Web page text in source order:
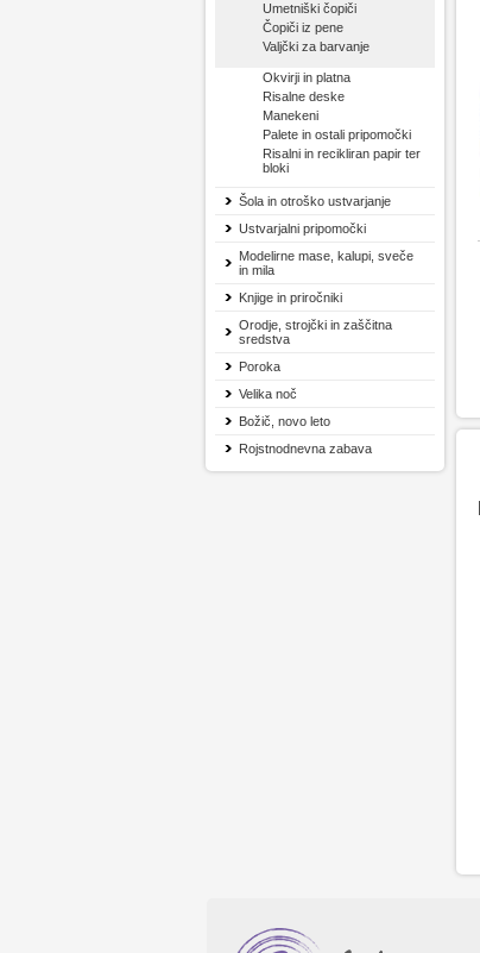
Umetniški čopiči
Čopiči iz pene
Valjčki za barvanje
Okvirji in platna
Risalne deske
Manekeni
Palete in ostali pripomočki
Risalni in recikliran papir ter
bloki
Šola in otroško ustvarjanje
Ustvarjalni pripomočki
Modelirne mase, kalupi, sveče
in mila
Knjige in priročniki
Orodje, strojčki in zaščitna
sredstva
Poroka
Velika noč
Božič, novo leto
Rojstnodnevna zabava